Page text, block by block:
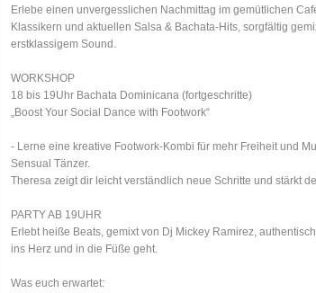
Erlebe einen unvergesslichen Nachmittag im gemütlichen
Klassikern und aktuellen Salsa & Bachata-Hits, sorgfältig
erstklassigem Sound.
WORKSHOP
18 bis 19Uhr Bachata Dominicana (fortgeschritte)
„Boost Your Social Dance with Footwork“
- Lerne eine kreative Footwork-Kombi für mehr Freiheit und
Sensual Tänzer.
Theresa zeigt dir leicht verständlich neue Schritte und stärkt
PARTY AB 19UHR
Erlebt heiße Beats, gemixt von Dj Mickey Ramirez,
ins Herz und in die Füße geht.
Was euch erwartet: